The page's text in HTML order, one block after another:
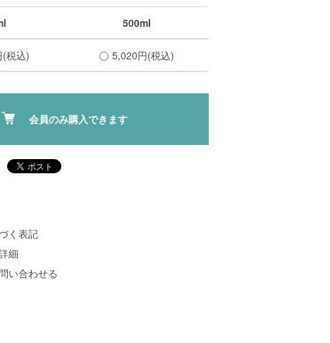
500ml
税込) 5,020円(税込)
会員のみ購入できます
く表記
細
い合わせる